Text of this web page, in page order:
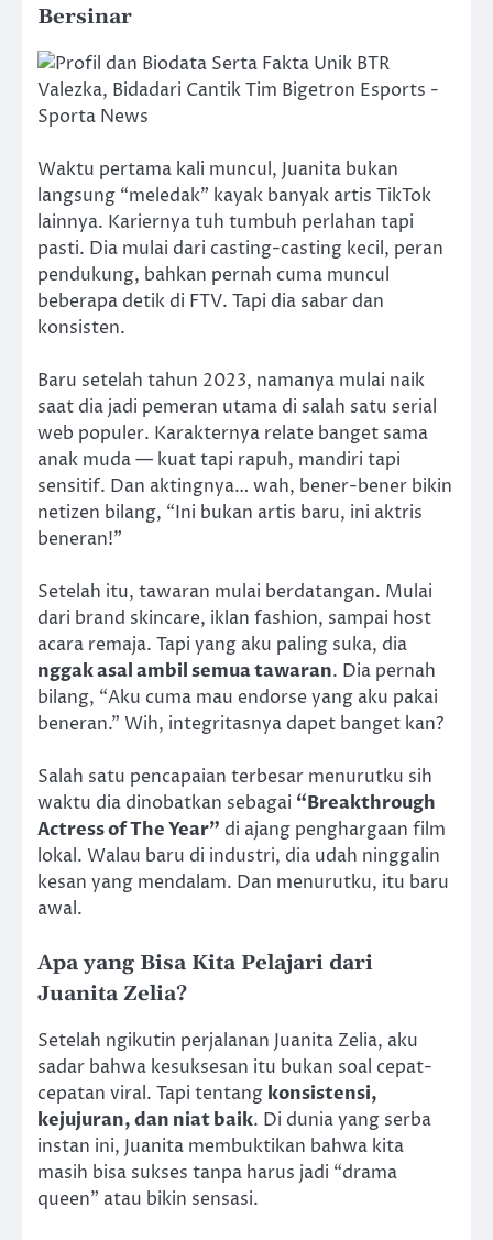
Bersinar
Waktu pertama kali muncul, Juanita bukan
langsung “meledak” kayak banyak artis TikTok
lainnya. Kariernya tuh tumbuh perlahan tapi
pasti. Dia mulai dari casting-casting kecil, peran
pendukung, bahkan pernah cuma muncul
beberapa detik di FTV. Tapi dia sabar dan
konsisten.
Baru setelah tahun 2023, namanya mulai naik
saat dia jadi pemeran utama di salah satu serial
web populer. Karakternya relate banget sama
anak muda — kuat tapi rapuh, mandiri tapi
sensitif. Dan aktingnya… wah, bener-bener bikin
netizen bilang, “Ini bukan artis baru, ini aktris
beneran!”
Setelah itu, tawaran mulai berdatangan. Mulai
dari brand skincare, iklan fashion, sampai host
acara remaja. Tapi yang aku paling suka, dia
nggak asal ambil semua tawaran. Dia pernah
bilang, “Aku cuma mau endorse yang aku pakai
beneran.” Wih, integritasnya dapet banget kan?
Salah satu pencapaian terbesar menurutku sih
waktu dia dinobatkan sebagai “Breakthrough
Actress of The Year” di ajang penghargaan film
lokal. Walau baru di industri, dia udah ninggalin
kesan yang mendalam. Dan menurutku, itu baru
awal.
Apa yang Bisa Kita Pelajari dari
Juanita Zelia?
Setelah ngikutin perjalanan Juanita Zelia, aku
sadar bahwa kesuksesan itu bukan soal cepat-
cepatan viral. Tapi tentang konsistensi,
kejujuran, dan niat baik. Di dunia yang serba
instan ini, Juanita membuktikan bahwa kita
masih bisa sukses tanpa harus jadi “drama
queen” atau bikin sensasi.